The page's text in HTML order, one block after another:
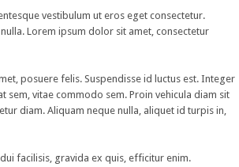
vestibulum ut eros eget consectetur.
Lorem ipsum dolor sit amet, consectetur
posuere felis. Suspendisse id luctus est. Integer
sem, vitae commodo sem. Proin vehicula diam sit
diam. Aliquam neque nulla, aliquet id turpis in,
facilisis, gravida ex quis, efficitur enim.